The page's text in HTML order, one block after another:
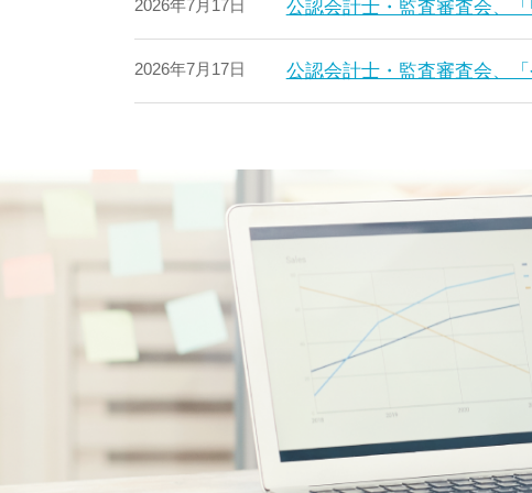
2026年7月17日 公認会計士・監査審査会、
2026年7月17日 公認会計士・監査審査会、